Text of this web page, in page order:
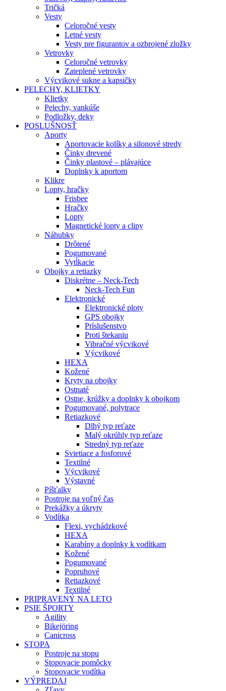
Tričká
Vesty
Celoročné vesty
Letné vesty
Vesty pre figurantov a ozbrojené zložky
Vetrovky
Celoročné vetrovky
Zateplené vetrovky
Výcvikové sukne a kapsičky
PELECHY, KLIETKY
Klietky
Pelechy, vankúše
Podložky, deky
POSLUŠNOSŤ
Aporty
Aportovacie kolíky a silonové stredy
Činky drevené
Činky plastové – plávajúce
Doplnky k aportom
Klikre
Lopty, hračky
Frisbee
Hračky
Lopty
Magnetické lopty a clipy
Náhubky
Drôtené
Pogumované
Vytĺkacie
Obojky a retiazky
Diskrétne – Neck-Tech
Neck-Tech Fun
Elektronické
Elektronické ploty
GPS obojky
Príslušenstvo
Proti štekaniu
Vibračné výcvikové
Výcvikové
HEXA
Kožené
Kryty na obojky
Ostnaté
Ostne, krúžky a doplnky k obojkom
Pogumované, polytrace
Retiazkové
Dlhý typ reťaze
Malý okrúhly typ reťaze
Stredný typ reťaze
Svietiace a fosforové
Textilné
Výcvikové
Výstavné
Píšťalky
Postroje na voľný čas
Prekážky a úkryty
Vodítka
Flexi, vychádzkové
HEXA
Karabíny a doplnky k vodítkam
Kožené
Pogumované
Popruhové
Retiazkové
Textilné
PRIPRAVENÝ NA LETO
PSIE ŠPORTY
Agility
Bikejöring
Canicross
STOPA
Postroje na stopu
Stopovacie pomôcky
Stopovacie vodítka
VÝPREDAJ